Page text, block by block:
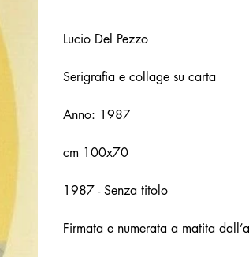
Lucio Del Pezzo
Serigrafia e collage su carta
Anno: 1987
cm 100x70
1987 - Senza titolo
Firmata e numerata a matita